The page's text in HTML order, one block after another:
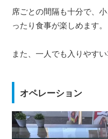
席ごとの間隔も十分で、
ったり食事が楽しめます。
また、一人でも入りやす
オペレーション